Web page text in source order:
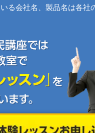
る会社名、製品名は各社